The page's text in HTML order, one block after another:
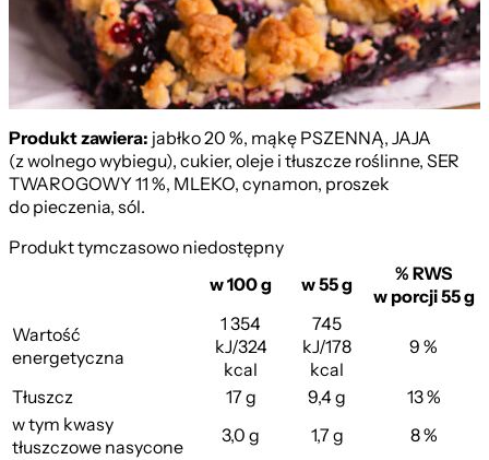
Placek Jagodowy
Produkt zawiera: jabłko 20 %, mąkę PSZENNĄ, JAJA
(z wolnego wybiegu), cukier, oleje i tłuszcze roślinne, SER
TWAROGOWY 11 %, MLEKO, cynamon, proszek
do pieczenia, sól.
Produkt tymczasowo niedostępny
w 100 g
w 55 g
% RWS
w porcji 55 g
Wartość
energetyczna
1 354
kJ/324
kcal
745
kJ/178
kcal
9 %
Tłuszcz 17 g 9,4 g
13 %
w tym kwasy
tłuszczowe nasycone
3,0 g 1,7 g
8 %